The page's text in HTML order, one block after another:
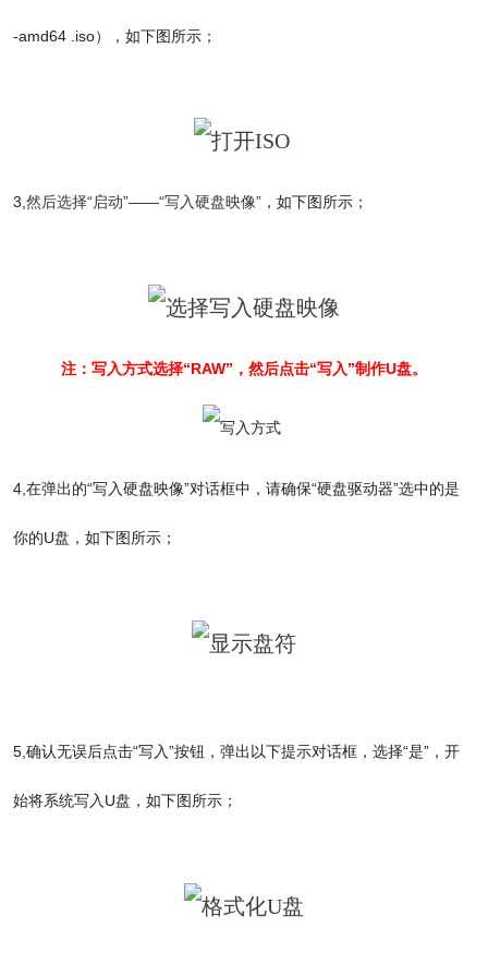
-amd64 .iso），如下图所示；
3,然后选择“启动”——“写入硬盘映像” ，如下图所示；
注：写入方式选择“RAW”，然后点击“写入”制作U盘。
4,在弹出的“写入硬盘映像”对话框中，请确保“硬盘驱动器”选中的是
你的U盘，如下图所示；
5,确认无误后点击“写入”按钮，弹出以下提示对话框，选择“是”，开
始将系统写入U盘，如下图所示；